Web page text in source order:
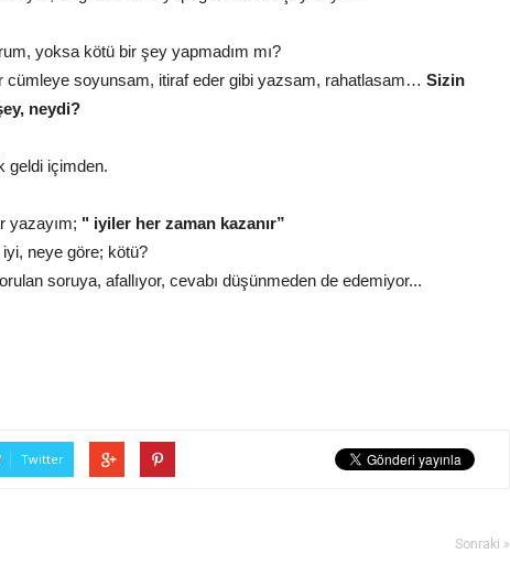
yoksa kötü bir şey yapmadım mı?
cümleye soyunsam, itiraf eder gibi yazsam, rahatlasam… Sizin
neydi?
geldi içimden.
yazayım; " iyiler her zaman kazanır”
neye göre; kötü?
soruya, afallıyor, cevabı düşünmeden de edemiyor...
Twitter
Sonraki »